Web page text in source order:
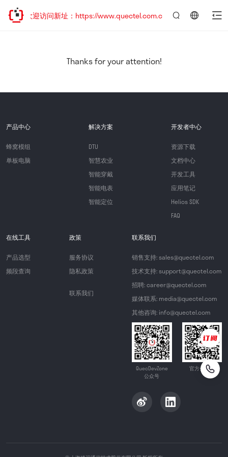
移，欢迎访问新址：https://www.quectel.com.cn
Thanks for your attention!
产品中心
蜂窝模组
单板电脑
解决方案
DTU
智慧农业
智能穿戴
智能电表
智能定位
开发者中心
资源下载
文档中心
开发工具
应用笔记
Helios SDK
FAQ
在线工具
产品选型
频段查询
政策
服务协议
隐私政策
联系我们
联系我们
销售支持: sales@quectel.com
技术支持: support@quectel.com
招聘: career@quectel.com
媒体联系: media@quectel.com
其他咨询: info@quectel.com
QuecDevZone
公众号
官方公众号